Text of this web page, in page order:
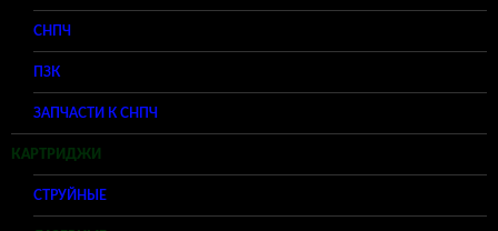
СНПЧ
ПЗК
ЗАПЧАСТИ К СНПЧ
КАРТРИДЖИ
СТРУЙНЫЕ